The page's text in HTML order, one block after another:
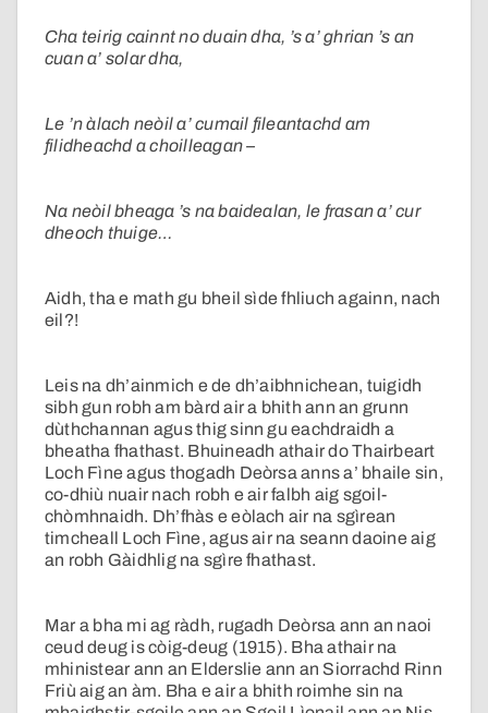
Cha teirig cainnt no duain dha, ’s a’ ghrian ’s an
cuan a’ solar dha,
Le ’n àlach neòil a’ cumail fileantachd am
filidheachd a choilleagan –
Na neòil bheaga ’s na baidealan, le frasan a’ cur
dheoch thuige…
Aidh, tha e math gu bheil sìde fhliuch againn, nach
eil?!
Leis na dh’ainmich e de dh’aibhnichean, tuigidh
sibh gun robh am bàrd air a bhith ann an grunn
dùthchannan agus thig sinn gu eachdraidh a
bheatha fhathast. Bhuineadh athair do Thairbeart
Loch Fìne agus thogadh Deòrsa anns a’ bhaile sin,
co-dhiù nuair nach robh e air falbh aig sgoil-
chòmhnaidh. Dh’fhàs e eòlach air na sgìrean
timcheall Loch Fìne, agus air na seann daoine aig
an robh Gàidhlig na sgìre fhathast.
Mar a bha mi ag ràdh, rugadh Deòrsa ann an naoi
ceud deug is còig-deug (1915). Bha athair na
mhinistear ann an Elderslie ann an Siorrachd Rinn
Friù aig an àm. Bha e air a bhith roimhe sin na